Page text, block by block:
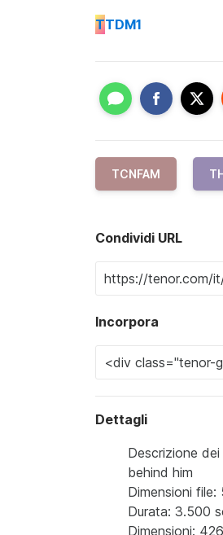
TTDM1
TCNFAM
Condividi URL
Incorpora
Dettagli
Descrizione
behind him
Dimensioni file:
Durata: 3.500
Dimensioni: